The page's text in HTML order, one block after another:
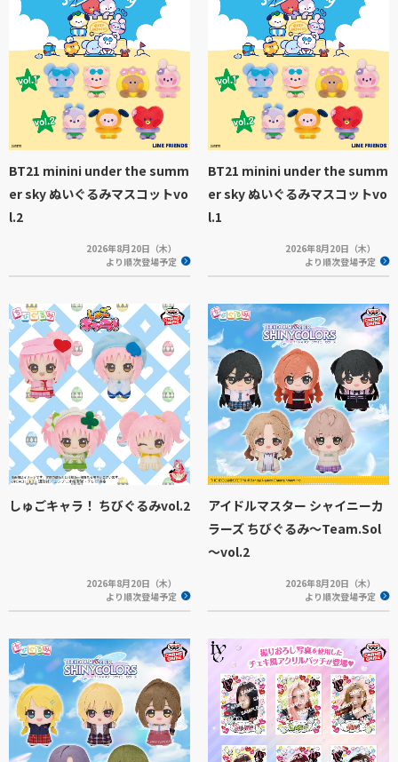
BT21 minini under the summ
er sky ぬいぐるみマスコットvo
l.2
2026年8月20日（木）
より順次登場予定
BT21 minini under the summ
er sky ぬいぐるみマスコットvo
l.1
2026年8月20日（木）
より順次登場予定
しゅごキャラ！ ちびぐるみvol.2
2026年8月20日（木）
より順次登場予定
アイドルマスター シャイニーカ
ラーズ ちびぐるみ～Team.Sol
～vol.2
2026年8月20日（木）
より順次登場予定